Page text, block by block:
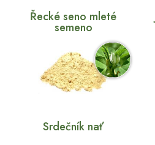
Řecké seno mleté
semeno
Srdečník nať